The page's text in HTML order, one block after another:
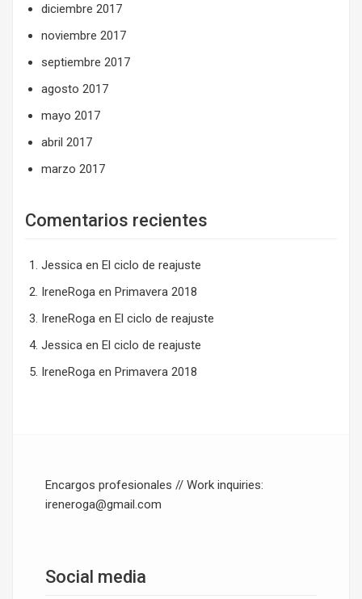
diciembre 2017
noviembre 2017
septiembre 2017
agosto 2017
mayo 2017
abril 2017
marzo 2017
Comentarios recientes
Jessica en El ciclo de reajuste
IreneRoga en Primavera 2018
IreneRoga en El ciclo de reajuste
Jessica en El ciclo de reajuste
IreneRoga en Primavera 2018
Encargos profesionales // Work inquiries:
ireneroga@gmail.com
Social media